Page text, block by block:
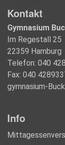
Kontakt
Gymnasium
Im Regestall 25
22359 Hamburg
Telefon: 040
Fax: 040
gymnasium-
Info